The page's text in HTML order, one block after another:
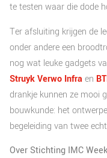
te testen waar die dode
Ter afsluiting krijgen de
onder andere een
nog wat leuke gadgets
Struyk Verwo Infraen
drankje kunnen ze mooi
bouwkunde: het
begeleiding van twee
Over Stichting IMC